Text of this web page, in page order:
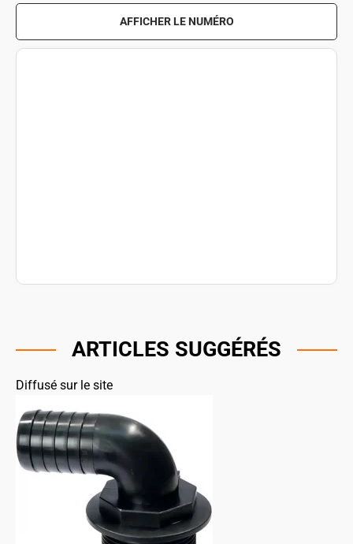
AFFICHER LE NUMÉRO
ARTICLES SUGGÉRÉS
Diffusé sur le site